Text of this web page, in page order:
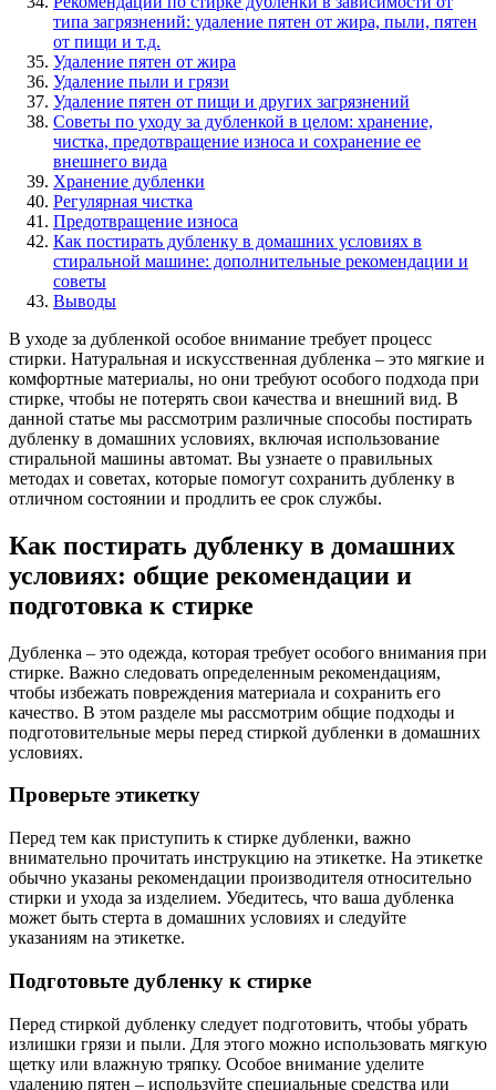
типа загрязнений: удаление пятен от жира, пыли, пятен
от пищи и т.д.
Удаление пятен от жира
Удаление пыли и грязи
Удаление пятен от пищи и других загрязнений
Советы по уходу за дубленкой в целом: хранение,
чистка, предотвращение износа и сохранение ее
внешнего вида
Хранение дубленки
Регулярная чистка
Предотвращение износа
Как постирать дубленку в домашних условиях в
стиральной машине: дополнительные рекомендации и
советы
Выводы
В уходе за дубленкой особое внимание требует процесс
стирки. Натуральная и искусственная дубленка – это мягкие и
комфортные материалы, но они требуют особого подхода при
стирке, чтобы не потерять свои качества и внешний вид. В
данной статье мы рассмотрим различные способы постирать
дубленку в домашних условиях, включая использование
стиральной машины автомат. Вы узнаете о правильных
методах и советах, которые помогут сохранить дубленку в
отличном состоянии и продлить ее срок службы.
Как постирать дубленку в домашних
условиях: общие рекомендации и
подготовка к стирке
Дубленка – это одежда, которая требует особого внимания при
стирке. Важно следовать определенным рекомендациям,
чтобы избежать повреждения материала и сохранить его
качество. В этом разделе мы рассмотрим общие подходы и
подготовительные меры перед стиркой дубленки в домашних
условиях.
Проверьте этикетку
Перед тем как приступить к стирке дубленки, важно
внимательно прочитать инструкцию на этикетке. На этикетке
обычно указаны рекомендации производителя относительно
стирки и ухода за изделием. Убедитесь, что ваша дубленка
может быть стерта в домашних условиях и следуйте
указаниям на этикетке.
Подготовьте дубленку к стирке
Перед стиркой дубленку следует подготовить, чтобы убрать
излишки грязи и пыли. Для этого можно использовать мягкую
щетку или влажную тряпку. Особое внимание уделите
удалению пятен – используйте специальные средства или